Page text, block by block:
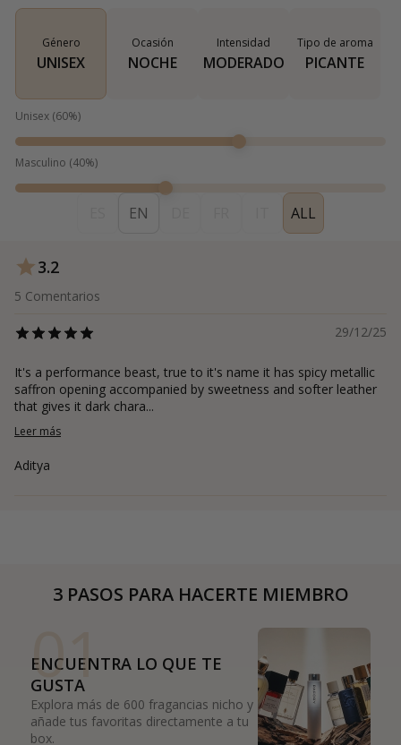
Género
UNISEX
Ocasión
NOCHE
Intensidad
MODERADO
Tipo de aroma
PICANTE
Unisex (60%)
Masculino (40%)
EN ALL
3.2
5 Comentarios
29/12/25
It's a performance beast, true to it's name it has spicy metallic
saffron opening accompanied by sweetness and softer leather
that gives it dark chara...
Leer más
Aditya
3 PASOS PARA HACERTE MIEMBRO
01
ENCUENTRA LO QUE TE
GUSTA
Explora más de 600 fragancias nicho y
añade tus favoritas directamente a tu
box.